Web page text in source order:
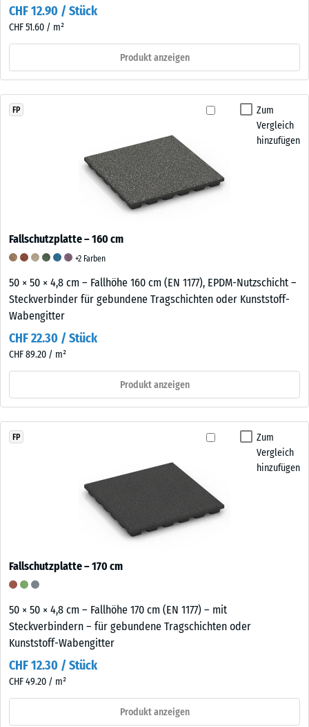
CHF 12.90 / Stück
CHF 51.60 / m²
Produkt anzeigen
Zum
Vergleich
hinzufügen
FP
Fallschutzplatte – 160 cm
+2 Farben
50 × 50 × 4,8 cm – Fallhöhe 160 cm (EN 1177), EPDM-Nutzschicht –
Steckverbinder für gebundene Tragschichten oder Kunststoff-
Wabengitter
CHF 22.30 / Stück
CHF 89.20 / m²
Produkt anzeigen
Zum
Vergleich
hinzufügen
FP
Fallschutzplatte – 170 cm
50 × 50 × 4,8 cm – Fallhöhe 170 cm (EN 1177) – mit
Steckverbindern – für gebundene Tragschichten oder
Kunststoff-Wabengitter
CHF 12.30 / Stück
CHF 49.20 / m²
Produkt anzeigen